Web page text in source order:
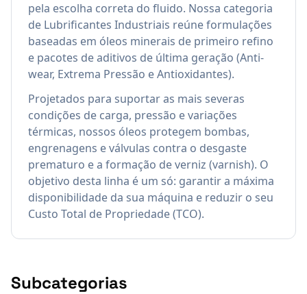
pela escolha correta do fluido. Nossa categoria
de Lubrificantes Industriais reúne formulações
baseadas em óleos minerais de primeiro refino
e pacotes de aditivos de última geração (Anti-
wear, Extrema Pressão e Antioxidantes).
Projetados para suportar as mais severas
condições de carga, pressão e variações
térmicas, nossos óleos protegem bombas,
engrenagens e válvulas contra o desgaste
prematuro e a formação de verniz (varnish). O
objetivo desta linha é um só: garantir a máxima
disponibilidade da sua máquina e reduzir o seu
Custo Total de Propriedade (TCO).
Subcategorias